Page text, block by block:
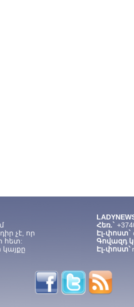
չէ, որ
հետ:
Հեռ.`
Էլ-փոստ`
Գովազդ
Էլ-փոստ՝